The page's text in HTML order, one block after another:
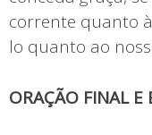
corrente quanto
lo quanto ao
ORAÇÃO FINAL